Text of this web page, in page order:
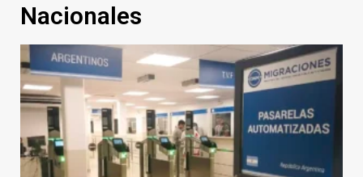
Nacionales